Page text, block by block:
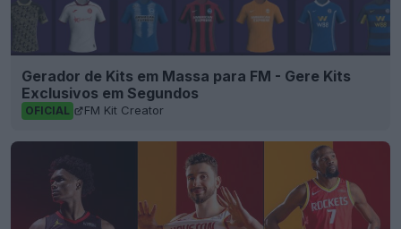
Gerador de Kits em Massa para FM - Gere Kits
Exclusivos em Segundos
OFICIAL FM Kit Creator